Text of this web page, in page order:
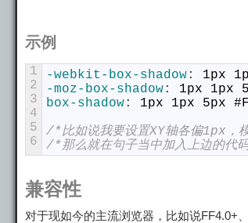
示例
1
2
3
4
5
6
-webkit-box-shadow: 1px
-moz-box-shadow: 1px 1px
box-shadow: 1px 1px 5px
/*比如说我要设置XY轴各偏1px，
/*那么就在句子当中加入上边的代
兼容性
对于现如今的主流浏览器，比如说FF4.0+